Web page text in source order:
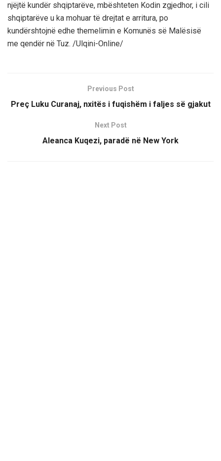
njëjtë kundër shqiptarëve, mbështeten Kodin zgjedhor, i cili
shqiptarëve u ka mohuar të drejtat e arritura, po
kundërshtojnë edhe themelimin e Komunës së Malësisë
me qendër në Tuz. /Ulqini-Online/
Previous Post
Preç Luku Curanaj, nxitës i fuqishëm i faljes së gjakut
Next Post
Aleanca Kuqezi, paradë në New York